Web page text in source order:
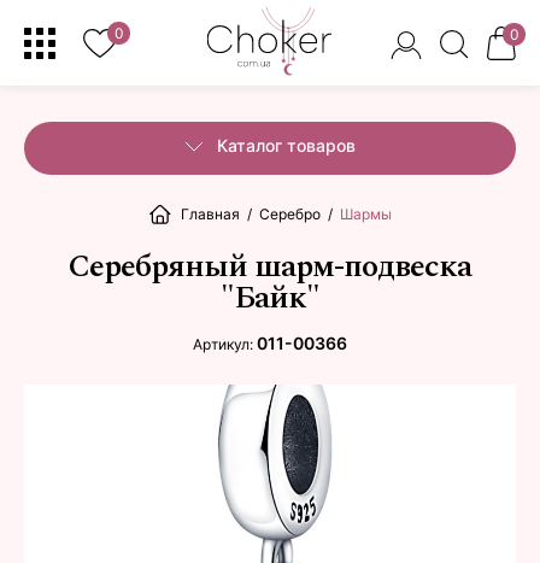
0 0
Каталог товаров
Главная / Серебро / Шармы
Серебряный шарм-подвеска
"Байк"
Артикул: 011-00366